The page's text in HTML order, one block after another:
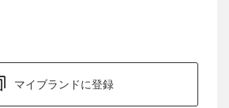
マイブランドに登録